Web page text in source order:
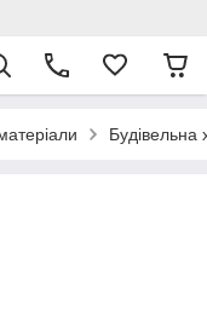
Будівельна